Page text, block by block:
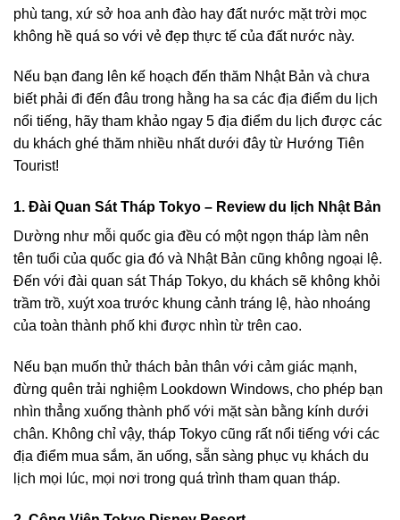
phù tang, xứ sở hoa anh đào hay đất nước mặt trời mọc
không hề quá so với vẻ đẹp thực tế của đất nước này.
Nếu bạn đang lên kế hoạch đến thăm Nhật Bản và chưa
biết phải đi đến đâu trong hằng ha sa các địa điểm du lịch
nổi tiếng, hãy tham khảo ngay 5 địa điểm du lịch được các
du khách ghé thăm nhiều nhất dưới đây từ Hướng Tiên
Tourist!
1. Đài Quan Sát Tháp Tokyo – Review du lịch Nhật Bản
Dường như mỗi quốc gia đều có một ngọn tháp làm nên
tên tuổi của quốc gia đó và Nhật Bản cũng không ngoại lệ.
Đến với đài quan sát Tháp Tokyo, du khách sẽ không khỏi
trầm trồ, xuýt xoa trước khung cảnh tráng lệ, hào nhoáng
của toàn thành phố khi được nhìn từ trên cao.
Nếu bạn muốn thử thách bản thân với cảm giác mạnh,
đừng quên trải nghiệm Lookdown Windows, cho phép bạn
nhìn thẳng xuống thành phố với mặt sàn bằng kính dưới
chân. Không chỉ vậy, tháp Tokyo cũng rất nổi tiếng với các
địa điểm mua sắm, ăn uống, sẵn sàng phục vụ khách du
lịch mọi lúc, mọi nơi trong quá trình tham quan tháp.